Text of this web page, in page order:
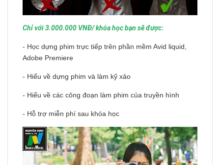
Chỉ với 3.000.000 VNĐ/ khóa học bạn sẽ được:
- Học dựng phim trực tiếp trên phần mềm Avid liquid,
Adobe Premiere
- Hiểu về dựng phim và làm kỹ xảo
- Hiểu về các công đoạn làm phim của truyền hình
- Hỗ trợ miễn phí sau khóa học